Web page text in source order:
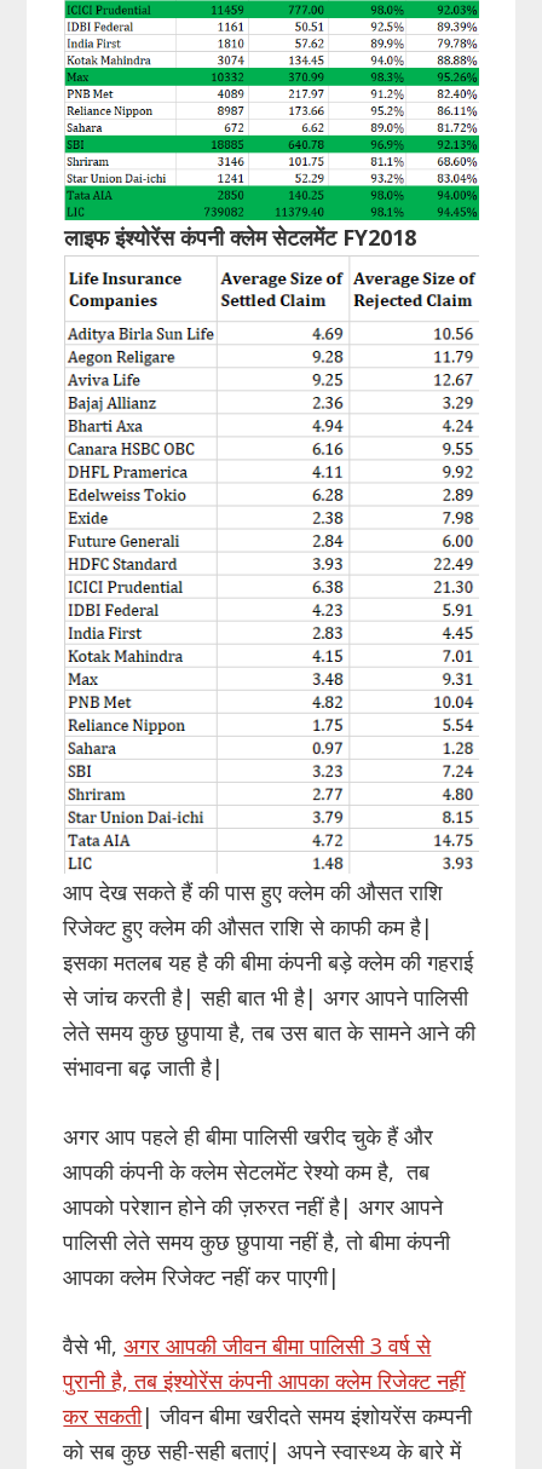
लाइफ इंश्योरेंस कंपनी क्लेम सेटलमेंट FY2018
आप देख सकते हैं की पास हुए क्लेम की औसत राशि
रिजेक्ट हुए क्लेम की औसत राशि से काफी कम है|
इसका मतलब यह है की बीमा कंपनी बड़े क्लेम की गहराई
से जांच करती है| सही बात भी है| अगर आपने पालिसी
लेते समय कुछ छुपाया है, तब उस बात के सामने आने की
संभावना बढ़ जाती है|
अगर आप पहले ही बीमा पालिसी खरीद चुके हैं और
आपकी कंपनी के क्लेम सेटलमेंट रेश्यो कम है, तब
आपको परेशान होने की ज़रुरत नहीं है| अगर आपने
पालिसी लेते समय कुछ छुपाया नहीं है, तो बीमा कंपनी
आपका क्लेम रिजेक्ट नहीं कर पाएगी|
वैसे भी,अगर आपकी जीवन बीमा पालिसी 3 वर्ष से
पुरानी है, तब इंश्योरेंस कंपनी आपका क्लेम रिजेक्ट नहीं
कर सकती| जीवन बीमा खरीदते समय इंशोयरेंस कम्पनी
को सब कुछ सही-सही बताएं| अपने स्वास्थ्य के बारे में